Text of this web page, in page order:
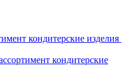
кондитерские изделия
кондитерские